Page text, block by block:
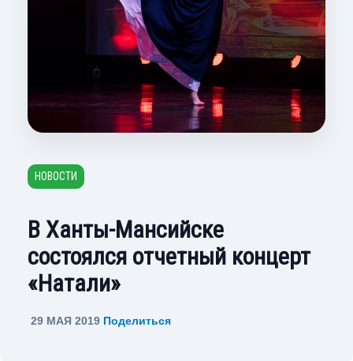
НОВОСТИ
В Ханты-Мансийске
состоялся отчетный концерт
«Натали»
29 МАЯ 2019 Поделиться